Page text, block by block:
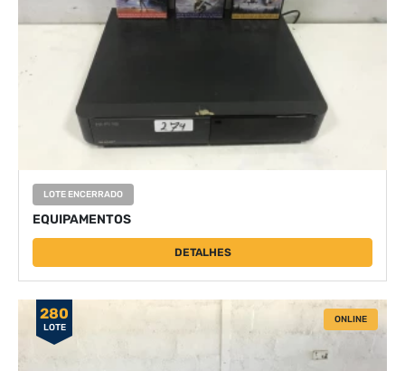
LOTE ENCERRADO
EQUIPAMENTOS
DETALHES
280
LOTE
ONLINE